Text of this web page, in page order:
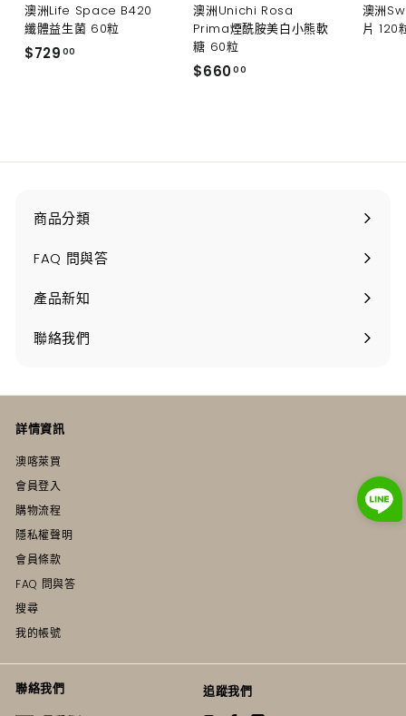
澳洲Life Space B420
纖體益生菌 60粒
$729 00
0
澳洲Unichi Rosa
Prima煙酰胺美白小熊軟
糖 60粒
$66000
.
澳洲
片 120
商品分類
打
開
FAQ 問與答
產品新知
聯絡我們
詳情資訊
澳喀萊買
會員登入
購物流程
隱私權聲明
會員條款
FAQ 問與答
搜尋
我的帳號
聯絡我們 追蹤我們